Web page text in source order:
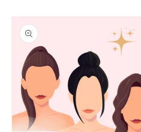
product
information